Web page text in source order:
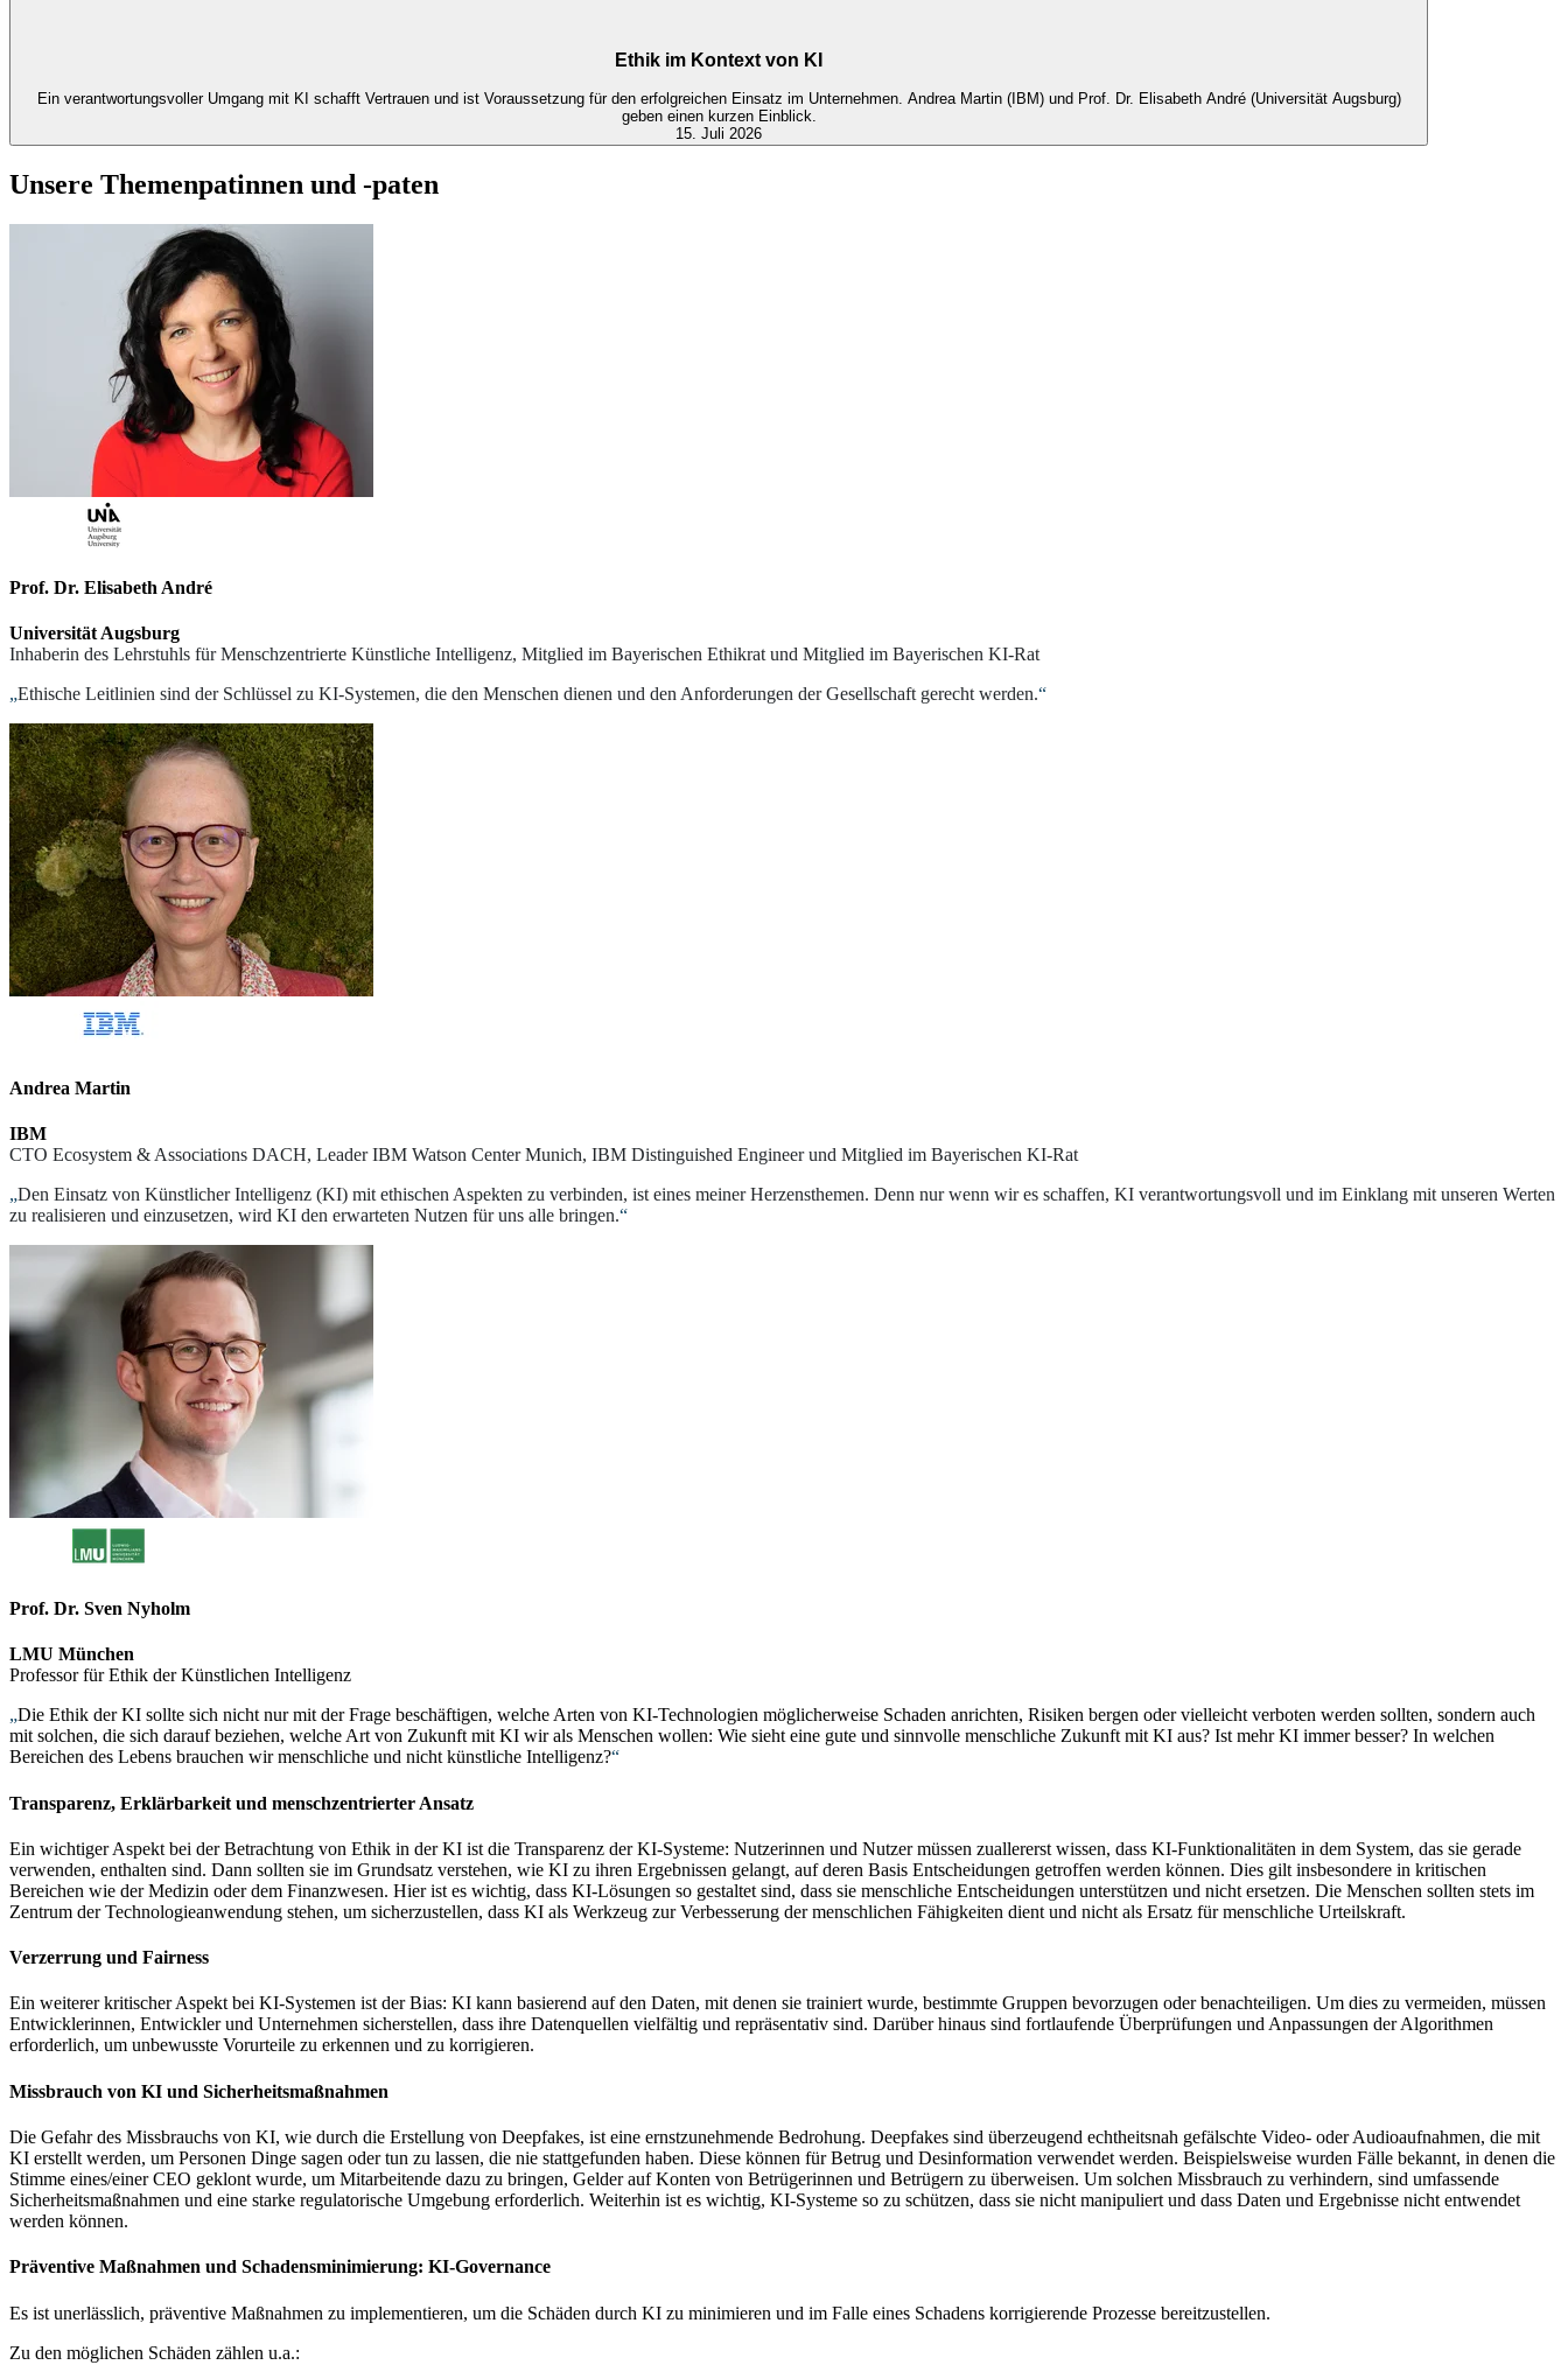
Ethik im Kontext von KI
Ein verantwortungsvoller Umgang mit KI schafft Vertrauen und ist Voraussetzung für den erfolgreichen Einsatz im Unternehmen. Andrea Martin (IBM) und Prof. Dr. Elisabeth André (Universität Augsburg)
geben einen kurzen Einblick.
15. Juli 2026
Unsere Themenpatinnen und -paten
Prof. Dr. Elisabeth André
Universität Augsburg
Inhaberin des Lehrstuhls für Menschzentrierte Künstliche Intelligenz, Mitglied im Bayerischen Ethikrat und Mitglied im Bayerischen KI-Rat
„Ethische Leitlinien sind der Schlüssel zu KI-Systemen, die den Menschen dienen und den Anforderungen der Gesellschaft gerecht werden.“
Andrea Martin
IBM
CTO Ecosystem & Associations DACH, Leader IBM Watson Center Munich, IBM Distinguished Engineer und Mitglied im Bayerischen KI-Rat
„Den Einsatz von Künstlicher Intelligenz (KI) mit ethischen Aspekten zu verbinden, ist eines meiner Herzensthemen. Denn nur wenn wir es schaffen, KI verantwortungsvoll und im Einklang mit unseren Werten
zu realisieren und einzusetzen, wird KI den erwarteten Nutzen für uns alle bringen.“
Prof. Dr. Sven Nyholm
LMU München
Professor für Ethik der Künstlichen Intelligenz
„Die Ethik der KI sollte sich nicht nur mit der Frage beschäftigen, welche Arten von KI-Technologien möglicherweise Schaden anrichten, Risiken bergen oder vielleicht verboten werden sollten, sondern auch
mit solchen, die sich darauf beziehen, welche Art von Zukunft mit KI wir als Menschen wollen: Wie sieht eine gute und sinnvolle menschliche Zukunft mit KI aus? Ist mehr KI immer besser? In welchen
Bereichen des Lebens brauchen wir menschliche und nicht künstliche Intelligenz?“
Transparenz, Erklärbarkeit und menschzentrierter Ansatz
Ein wichtiger Aspekt bei der Betrachtung von Ethik in der KI ist die Transparenz der KI-Systeme: Nutzerinnen und Nutzer müssen zuallererst wissen, dass KI-Funktionalitäten in dem System, das sie gerade
verwenden, enthalten sind. Dann sollten sie im Grundsatz verstehen, wie KI zu ihren Ergebnissen gelangt, auf deren Basis Entscheidungen getroffen werden können. Dies gilt insbesondere in kritischen
Bereichen wie der Medizin oder dem Finanzwesen. Hier ist es wichtig, dass KI-Lösungen so gestaltet sind, dass sie menschliche Entscheidungen unterstützen und nicht ersetzen. Die Menschen sollten stets im
Zentrum der Technologieanwendung stehen, um sicherzustellen, dass KI als Werkzeug zur Verbesserung der menschlichen Fähigkeiten dient und nicht als Ersatz für menschliche Urteilskraft.
Verzerrung und Fairness
Ein weiterer kritischer Aspekt bei KI-Systemen ist der Bias: KI kann basierend auf den Daten, mit denen sie trainiert wurde, bestimmte Gruppen bevorzugen oder benachteiligen. Um dies zu vermeiden, müssen
Entwicklerinnen, Entwickler und Unternehmen sicherstellen, dass ihre Datenquellen vielfältig und repräsentativ sind. Darüber hinaus sind fortlaufende Überprüfungen und Anpassungen der Algorithmen
erforderlich, um unbewusste Vorurteile zu erkennen und zu korrigieren.
Missbrauch von KI und Sicherheitsmaßnahmen
Die Gefahr des Missbrauchs von KI, wie durch die Erstellung von Deepfakes, ist eine ernstzunehmende Bedrohung. Deepfakes sind überzeugend echtheitsnah gefälschte Video- oder Audioaufnahmen, die mit
KI erstellt werden, um Personen Dinge sagen oder tun zu lassen, die nie stattgefunden haben. Diese können für Betrug und Desinformation verwendet werden. Beispielsweise wurden Fälle bekannt, in denen die
Stimme eines/einer CEO geklont wurde, um Mitarbeitende dazu zu bringen, Gelder auf Konten von Betrügerinnen und Betrügern zu überweisen. Um solchen Missbrauch zu verhindern, sind umfassende
Sicherheitsmaßnahmen und eine starke regulatorische Umgebung erforderlich. Weiterhin ist es wichtig, KI-Systeme so zu schützen, dass sie nicht manipuliert und dass Daten und Ergebnisse nicht entwendet
werden können.
Präventive Maßnahmen und Schadensminimierung: KI-Governance
Es ist unerlässlich, präventive Maßnahmen zu implementieren, um die Schäden durch KI zu minimieren und im Falle eines Schadens korrigierende Prozesse bereitzustellen.
Zu den möglichen Schäden zählen u.a.: